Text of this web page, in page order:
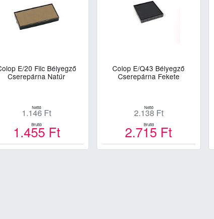
E/20 Filc Bélyegző
Cserepárna Natúr
Nettó
1.146 Ft
Bruttó
1.455 Ft
Colop E/Q43 Bélyegző
Cserepárna Fekete
Nettó
2.138 Ft
Bruttó
2.715 Ft